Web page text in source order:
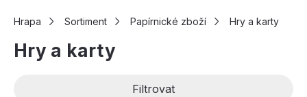
Hrapa Sortiment Papírnické zboží Hry a karty
Hry a karty
Filtrovat